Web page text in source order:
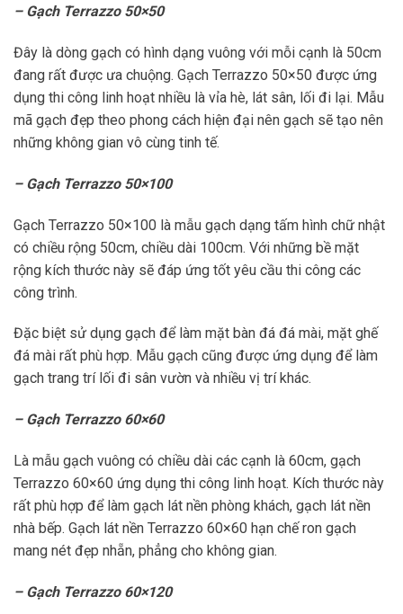
– Gạch Terrazzo 50×50
Đây là dòng gạch có hình dạng vuông với mỗi cạnh là 50cm
đang rất được ưa chuộng. Gạch Terrazzo 50×50 được ứng
dụng thi công linh hoạt nhiều là vỉa hè, lát sân, lối đi lại. Mẫu
mã gạch đẹp theo phong cách hiện đại nên gạch sẽ tạo nên
những không gian vô cùng tinh tế.
– Gạch Terrazzo 50×100
Gạch Terrazzo 50×100 là mẫu gạch dạng tấm hình chữ nhật
có chiều rộng 50cm, chiều dài 100cm. Với những bề mặt
rộng kích thước này sẽ đáp ứng tốt yêu cầu thi công các
công trình.
Đặc biệt sử dụng gạch để làm mặt bàn đá đá mài, mặt ghế
đá mài rất phù hợp. Mẫu gạch cũng được ứng dụng để làm
gạch trang trí lối đi sân vườn và nhiều vị trí khác.
– Gạch Terrazzo 60×60
Là mẫu gạch vuông có chiều dài các cạnh là 60cm, gạch
Terrazzo 60×60 ứng dụng thi công linh hoạt. Kích thước này
rất phù hợp để làm gạch lát nền phòng khách, gạch lát nền
nhà bếp. Gạch lát nền Terrazzo 60×60 hạn chế ron gạch
mang nét đẹp nhẵn, phẳng cho không gian.
– Gạch Terrazzo 60×120